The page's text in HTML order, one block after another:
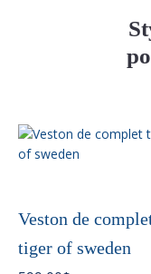
Veston de
tiger of sweden
Ce
produit
variations.
options